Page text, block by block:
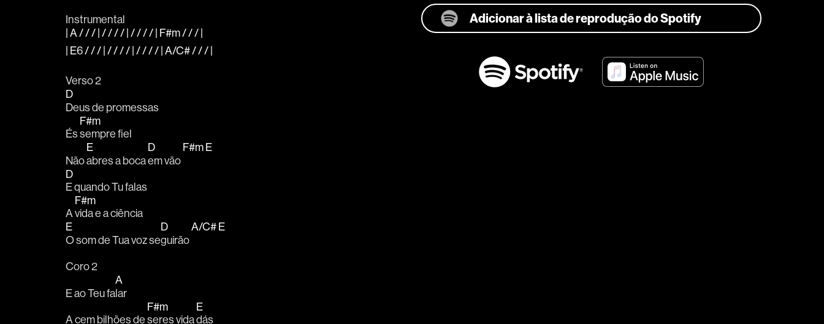
Instrumental
| A / / / | / / / / | / / / / | F#m / / / |
| E6 / / / | / / / / | / / / / | A/C# / / / |
Verso 2
D
Deus de promessas
És
F#m
sempre fiel
Não
E
abres a boca
D
em vão
F#m E
D
E quando Tu falas
A
F#m
vida e a ciência
E
O som de Tua voz se
D
guirão
A/C# E
Coro 2
E ao Teu fa
A
lar
A cem bilhões de
F#m
seres vida
E
dás
Adicionar à lista de reprodução do Spotify